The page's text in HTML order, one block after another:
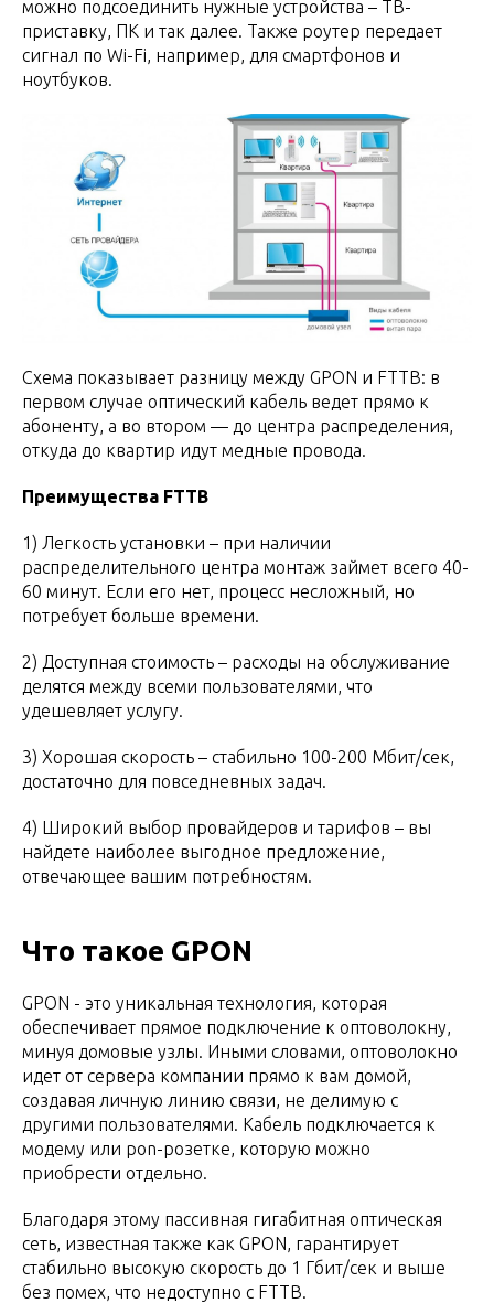
можно подсоединить нужные устройства – ТВ-
приставку, ПК и так далее. Также роутер передает
сигнал по Wi-Fi, например, для смартфонов и
ноутбуков.
Схема показывает разницу между GPON и FTTB: в
первом случае оптический кабель ведет прямо к
абоненту, а во втором — до центра распределения,
откуда до квартир идут медные провода.
Преимущества FTTB
1) Легкость установки – при наличии
распределительного центра монтаж займет всего 40-
60 минут. Если его нет, процесс несложный, но
потребует больше времени.
2) Доступная стоимость – расходы на обслуживание
делятся между всеми пользователями, что
удешевляет услугу.
3) Хорошая скорость – стабильно 100-200 Мбит/сек,
достаточно для повседневных задач.
4) Широкий выбор провайдеров и тарифов – вы
найдете наиболее выгодное предложение,
отвечающее вашим потребностям.
Что такое GPON
GPON - это уникальная технология, которая
обеспечивает прямое подключение к оптоволокну,
минуя домовые узлы. Иными словами, оптоволокно
идет от сервера компании прямо к вам домой,
создавая личную линию связи, не делимую с
другими пользователями. Кабель подключается к
модему или pon-розетке, которую можно
приобрести отдельно.
Благодаря этому пассивная гигабитная оптическая
сеть, известная также как GPON, гарантирует
стабильно высокую скорость до 1 Гбит/сек и выше
без помех, что недоступно с FTTB.